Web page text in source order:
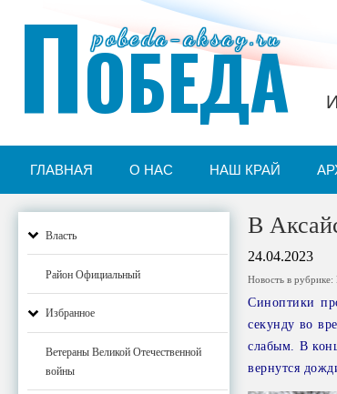
pobeda-aksay.ru
ПОБЕДА
ГЛАВНАЯ О НАС НАШ КРАЙ
Власть
Район Официальный
Избранное
Ветераны Великой Отечественной
войны
В
24.04.2023
Новость в рубрике:
Синоптики
секунду во
слабым. В
вернутся